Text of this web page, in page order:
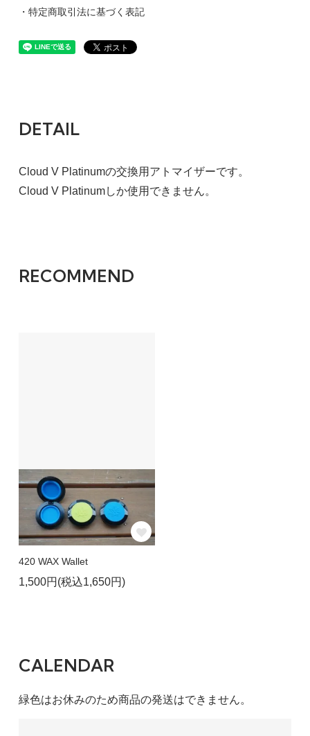
・特定商取引法に基づく表記
DETAIL
Cloud V Platinumの交換用アトマイザーです。
Cloud V Platinumしか使用できません。
RECOMMEND
420 WAX Wallet
1,500円(税込1,650円)
CALENDAR
緑色はお休みのため商品の発送はできません。